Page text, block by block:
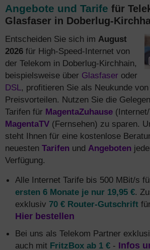
Angebote und Tarife für
Glasfaser in Doberlug-
Entscheiden Sie sich im August
2026 für High-Speed-Internet von
der Telekom in Doberlug-Kirchhain,
beispielsweise über Glasfaser oder
DSL, profitieren Sie als Neukunde
Preisvorteilen. Nutzen Sie die
Tarifen für MagentaZuhause
MagentaTV (Fernsehen) zu sparen.
steht Ihnen für eine kostenlose
neuesten Tarifen und Angeboten
Verfügung.
Alle Internet Tarife bis 500 MBit/s
ersten 6 Monate je nur 19,95 €.
exklusiv 70 € Router-Gutschrift
Hier bestellen
Bei uns als Telekom Partner
auch mit FritzBox ab 1 € - Infos